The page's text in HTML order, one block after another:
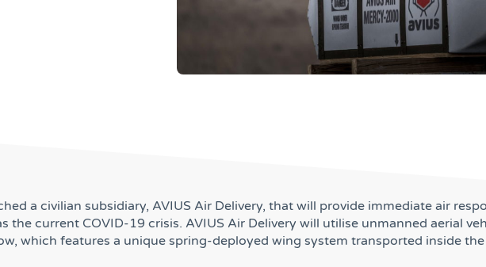
a civilian subsidiary, AVIUS Air Delivery, that will provide immediate air
current COVID-19 crisis. AVIUS Air Delivery will utilise unmanned aerial
which features a unique spring-deployed wing system transported inside